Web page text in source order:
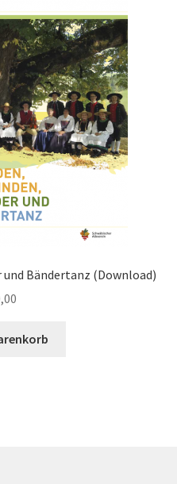
Bändertanz (Download)